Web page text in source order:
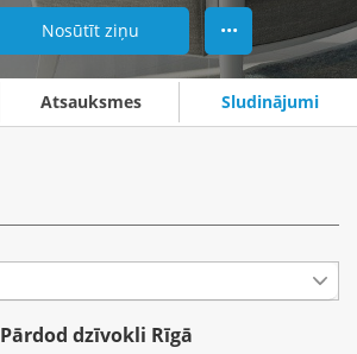
Nosūtīt ziņu •••
Atsauksmes Sludinājumi
Pārdod dzīvokli Rīgā